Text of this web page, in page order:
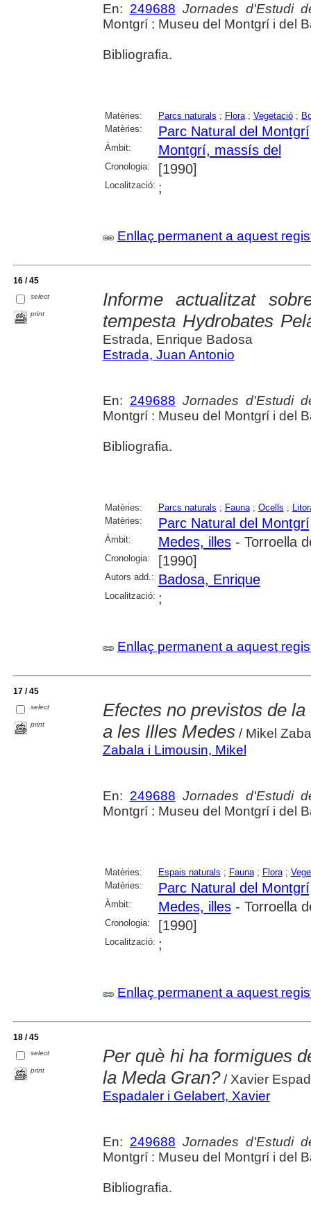
En: 249688 Jornades d'Estudi
Montgrí : Museu del Montgrí i del
Bibliografia.
Matèries: Parcs naturals ; Flora; Vegetació;
Matèries:
Parc Natural del
Àmbit: Montgrí, massís del
Cronologia: [1990]
Localització: ;
Enllaç permanent a aquest
16 / 45
select
print
Informe actualitzat
tempesta Hydrobates
Estrada, Enrique Badosa
Estrada, Juan Antonio
En: 249688 Jornades d'Estudi
Montgrí : Museu del Montgrí i del
Bibliografia.
Matèries: Parcs naturals ; Fauna; Ocells ;
Matèries:
Parc Natural del
Àmbit: Medes, illes- Torroella
Cronologia: [1990]
Autors add.: Badosa, Enrique
Localització: ;
Enllaç permanent a aquest
17 / 45
select
print
Efectes no previstos de
a les Illes Medes/ Mikel
Zabala i Limousin, Mikel
En: 249688 Jornades d'Estudi
Montgrí : Museu del Montgrí i del
Matèries: Espais naturals ; Fauna; Flora;
Matèries:
Parc Natural del
Àmbit: Medes, illes- Torroella
Cronologia: [1990]
Localització: ;
Enllaç permanent a aquest
18 / 45
select
print
Per què hi ha formigues
la Meda Gran?/ Xavier
Espadaler i Gelabert, Xavier
En: 249688 Jornades d'Estudi
Montgrí : Museu del Montgrí i del
Bibliografia.